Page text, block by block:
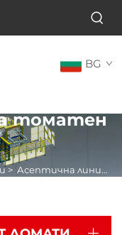
BG
томатен
> Асептична линия за томатен пюре